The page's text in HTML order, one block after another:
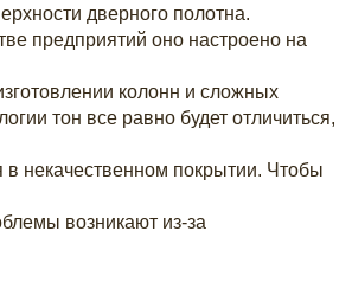
дверного полотна.
предприятий оно настроено на
колонн и сложных
тон все равно будет отличиться,
некачественном покрытии. Чтобы
возникают из-за